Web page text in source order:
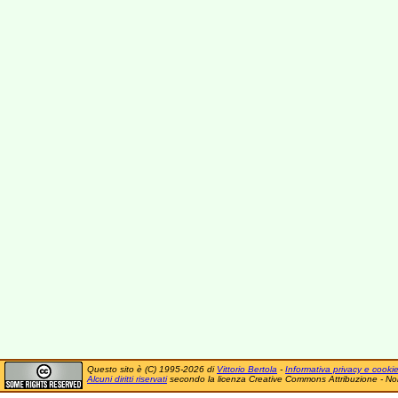
Questo sito è (C) 1995-2026 di Vittorio Bertola - Informativa privacy e cookie
Alcuni diritti riservatisecondo la licenza Creative Commons Attribuzione -